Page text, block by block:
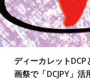
ディーカレット
画祭で「DCJPY」